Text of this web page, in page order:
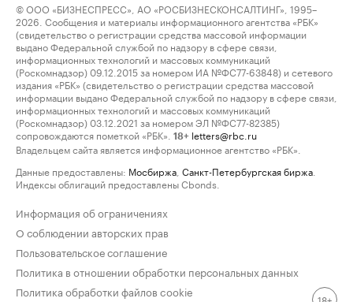
© ООО «БИЗНЕСПРЕСС», АО «РОСБИЗНЕСКОНСАЛТИНГ», 1995–
2026. Сообщения и материалы информационного агентства «РБК»
(свидетельство о регистрации средства массовой информации
выдано Федеральной службой по надзору в сфере связи,
информационных технологий и массовых коммуникаций
(Роскомнадзор) 09.12.2015 за номером ИА №ФС77-63848) и сетевого
издания «РБК» (свидетельство о регистрации средства массовой
информации выдано Федеральной службой по надзору в сфере связи,
информационных технологий и массовых коммуникаций
(Роскомнадзор) 03.12.2021 за номером ЭЛ №ФС77-82385)
сопровождаются пометкой «РБК».
18+ letters@rbc.ru
Владельцем сайта является информационное агентство «РБК».
Данные предоставлены: Мосбиржа Санкт-Петербургская биржа
Индексы облигаций предоставлены Cbonds.
Информация об ограничениях
О соблюдении авторских прав
Пользовательское соглашение
Политика в отношении обработки персональных данных
Политика обработки файлов cookie